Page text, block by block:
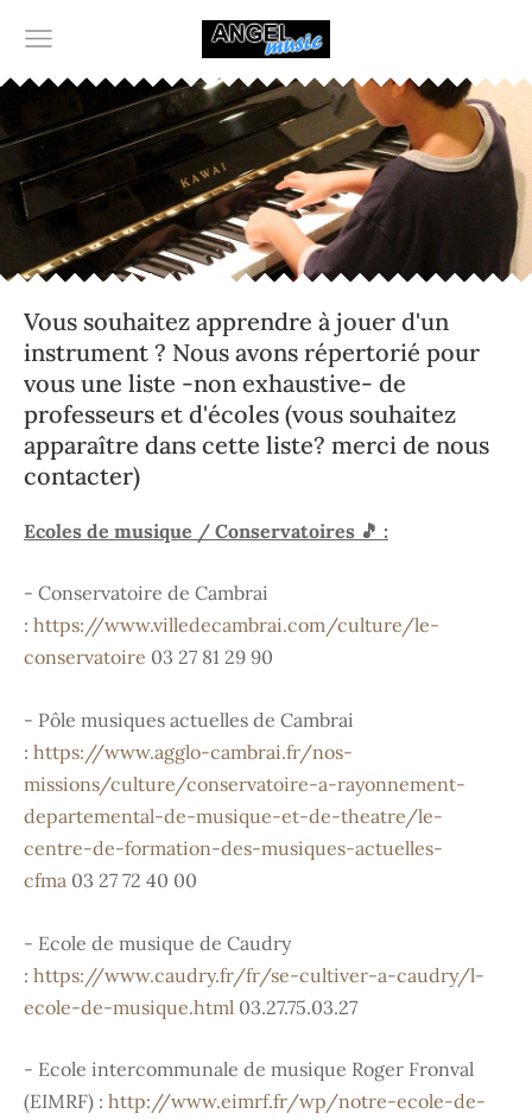
Vous souhaitez apprendre à jouer d'un
instrument ? Nous avons répertorié pour
vous une liste -non exhaustive- de
professeurs et d'écoles (vous souhaitez
apparaître dans cette liste? merci de nous
contacter)
Ecoles de musique / Conservatoires 🎵 :
- Conservatoire de Cambrai
: https://www.villedecambrai.com/culture/le-
conservatoire 03 27 81 29 90
- Pôle musiques actuelles de Cambrai
: https://www.agglo-cambrai.fr/nos-
missions/culture/conservatoire-a-rayonnement-
departemental-de-musique-et-de-theatre/le-
centre-de-formation-des-musiques-actuelles-
cfma 03 27 72 40 00
- Ecole de musique de Caudry
: https://www.caudry.fr/fr/se-cultiver-a-caudry/l-
ecole-de-musique.html 03.27.75.03.27
- Ecole intercommunale de musique Roger Fronval
(EIMRF) : http://www.eimrf.fr/wp/notre-ecole-de-